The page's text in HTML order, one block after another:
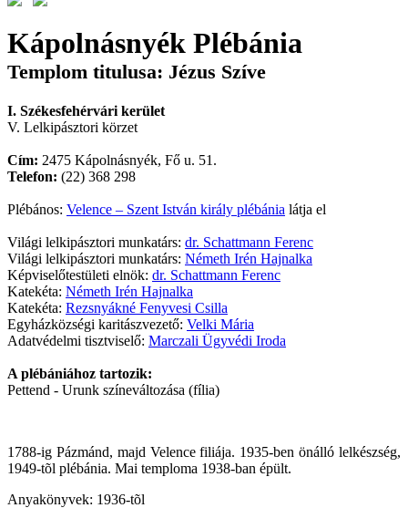
Kápolnásnyék Plébánia
Templom titulusa: Jézus Szíve
I. Székesfehérvári kerület
V. Lelkipásztori körzet
Cím: 2475 Kápolnásnyék, Fő u. 51.
Telefon: (22) 368 298
Plébános: Velence – Szent István király plébánia látja el
Világi lelkipásztori munkatárs: dr. Schattmann Ferenc
Világi lelkipásztori munkatárs: Németh Irén Hajnalka
Képviselőtestületi elnök: dr. Schattmann Ferenc
Katekéta: Németh Irén Hajnalka
Katekéta: Rezsnyákné Fenyvesi Csilla
Egyházközségi karitászvezető: Velki Mária
Adatvédelmi tisztviselő: Marczali Ügyvédi Iroda
A plébániához tartozik:
Pettend - Urunk színeváltozása (fília)
1788-ig Pázmánd, majd Velence filiája. 1935-ben önálló lelkészség,
1949-tõl plébánia. Mai temploma 1938-ban épült.
Anyakönyvek: 1936-tõl